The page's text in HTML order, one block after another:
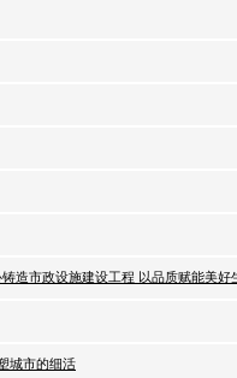
造市政设施建设工程 以品质赋能美好
城市的细活